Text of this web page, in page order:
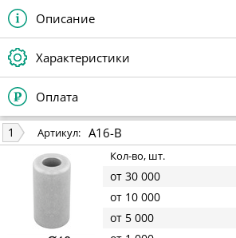
Описание
Характеристики
Оплата
1 Артикул: A16-B
Кол-во, шт.
от 30 000
от 10 000
от 5 000